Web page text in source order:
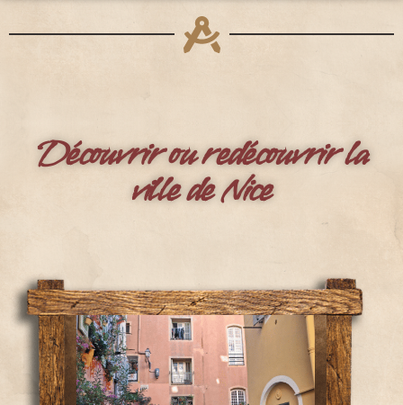
Découvrir ou redécouvrir la
ville de Nice